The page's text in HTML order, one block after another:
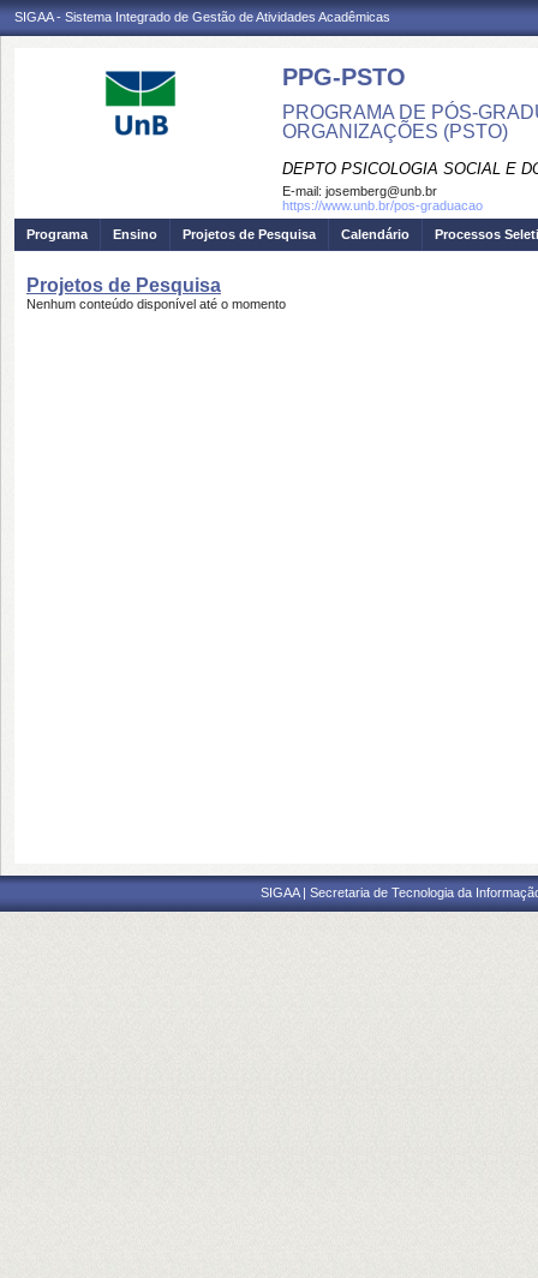
SIGAA - Sistema Integrado de Gestão de Atividades Acadêmicas
PPG-PSTO
PROGRAMA DE PÓS-
ORGANIZAÇÕES (PSTO)
DEPTO PSICOLOGIA SOCIAL E
E-mail: josemberg@unb.br
https://www.unb.br/pos-graduacao
Programa
Ensino Projetos de Pesquisa Calendário Processos
Projetos de Pesquisa
Nenhum conteúdo disponível até o momento
SIGAA | Secretaria de Tecnologia da